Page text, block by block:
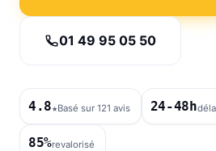
01 49 95 05 50
4.8★Basé sur 121 avis 24-48h
85%revalorisé